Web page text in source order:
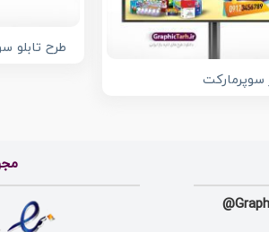
طرح تابلو
سوپرمارکت